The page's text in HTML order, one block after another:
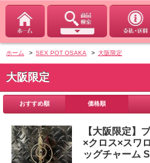
ホーム > SEX POT OSAKA > 大阪限定
大阪限定
おすすめ順 価格順
【大阪限定】
×クロス×スワ
ッグチャーム